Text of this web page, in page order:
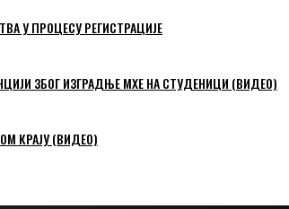
У ПРОЦЕСУ РЕГИСТРАЦИЈЕ
ЗБОГ ИЗГРАДЊЕ МХЕ НА СТУДЕНИЦИ (ВИДЕО)
КРАЈУ (ВИДЕО)